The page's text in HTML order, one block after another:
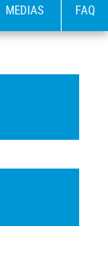
MEDIAS FAQ